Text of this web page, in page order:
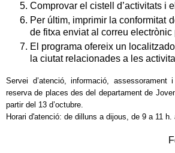
Comprovar el cistell d’activitats i
Per últim, imprimir la conformitat
de fitxa enviat al correu electrònic
El programa ofereix un
la ciutat relacionades a les
Servei d’atenció, informació,
reserva de places des del departament de
partir del 13 d’octubre.
Horari d'atenció: de dilluns a dijous, de 9 a 11